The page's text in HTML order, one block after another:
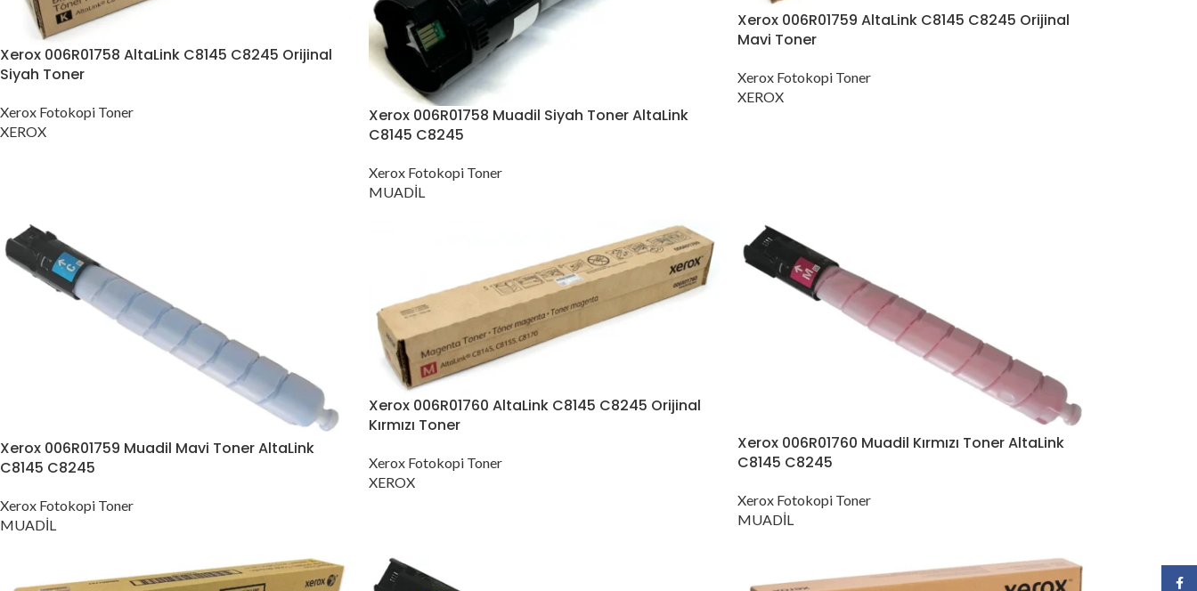
Konica Minolta Yazıcı Toner
Lexmark Yazıcı Toner
Oki Yazıcı Toner
Samsung Yazıcı Toner
Xerox 006R01758 AltaLink C8145 C8245 Orijinal
Siyah Toner
Xerox Fotokopi Toner
XEROX
Xerox 006R01758 Muadil Siyah Toner AltaLink
C8145 C8245
Xerox Fotokopi Toner
MUADİL
Xerox 006R01759 AltaLink C8145 C8245 Orijinal
Mavi Toner
Xerox Fotokopi Toner
XEROX
Xerox 006R01759 Muadil Mavi Toner AltaLink
C8145 C8245
Xerox Fotokopi Toner
MUADİL
Xerox 006R01760 AltaLink C8145 C8245 Orijinal
Kırmızı Toner
Xerox Fotokopi Toner
XEROX
Xerox 006R01760 Muadil Kırmızı Toner AltaLink
C8145 C8245
Xerox Fotokopi Toner
MUADİL